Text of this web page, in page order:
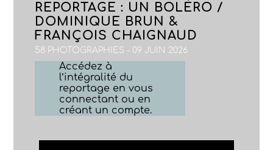
REPORTAGE : UN BOLÉRO /
DOMINIQUE BRUN &
FRANÇOIS CHAIGNAUD
58 PHOTOGRAPHIES - 09 JUIN 2026
Accédez à
l’intégralité du
reportage en vous
connectant ou en
créant un compte.